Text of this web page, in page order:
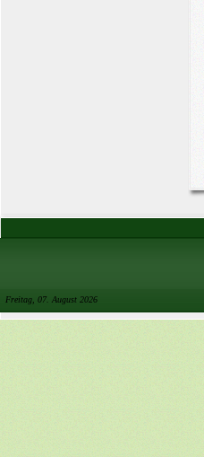
Freitag, 07. August 2026